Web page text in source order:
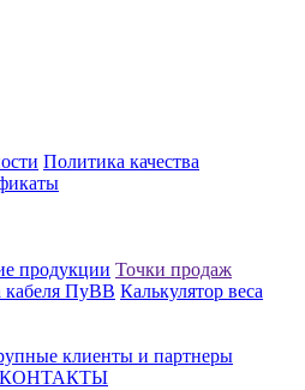
Политика качества
продукции Точки продаж
кабеля ПуВВ Калькулятор веса
клиенты и партнеры
КОНТАКТЫ